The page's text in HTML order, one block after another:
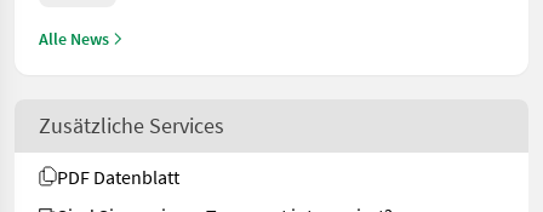
Alle News
Zusätzliche Services
PDF Datenblatt